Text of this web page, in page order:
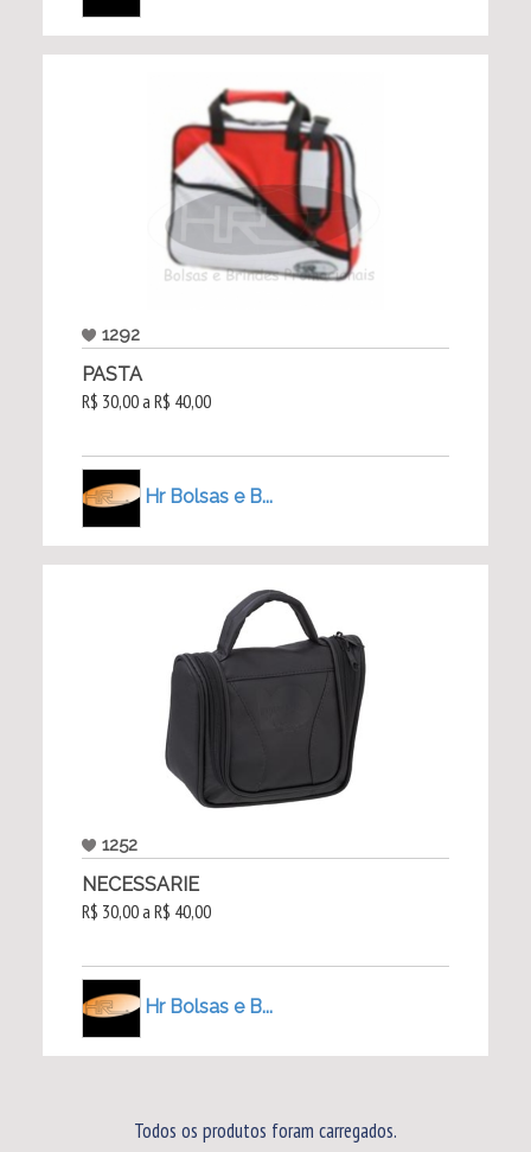
1292
PASTA
R$ 30,00 a R$ 40,00
Hr Bolsas e B...
1252
NECESSARIE
R$ 30,00 a R$ 40,00
Hr Bolsas e B...
Todos os produtos foram carregados.